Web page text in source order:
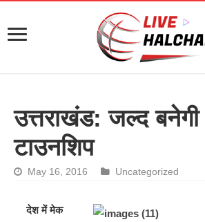
उत्तराखंड: जल्द बनेगी
टाउनशिप
May 16, 2016 Uncategorized
देश में मेक